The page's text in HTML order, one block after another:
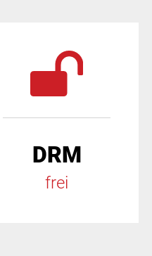
DRM
frei